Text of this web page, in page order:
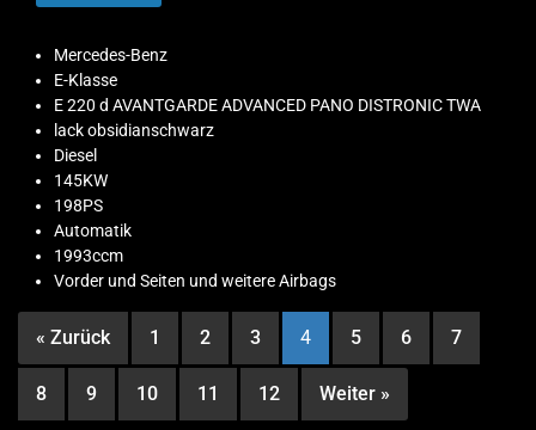
Mercedes-Benz
E-Klasse
E 220 d AVANTGARDE ADVANCED PANO DISTRONIC TWA
lack obsidianschwarz
Diesel
145KW
198PS
Automatik
1993ccm
Vorder und Seiten und weitere Airbags
« Zurück 1 2 3 4 5 6 7
8 9 10 11 12 Weiter »